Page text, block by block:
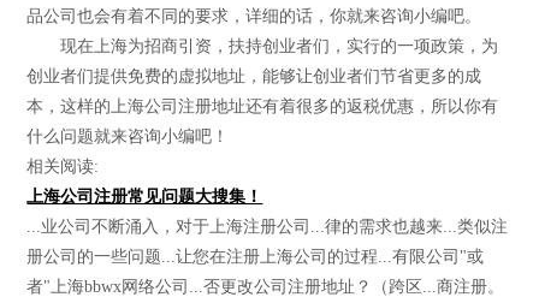
品公司也会有着不同的要求，详细的话，你就来咨询小编吧。
现在上海为招商引资，扶持创业者们，实行的一项政策，为
创业者们提供免费的虚拟地址，能够让创业者们节省更多的成
本，这样的上海公司注册地址还有着很多的返税优惠，所以你有
什么问题就来咨询小编吧！
相关阅读:
上海公司注册常见问题大搜集！
...业公司不断涌入，对于上海注册公司...律的需求也越来...类似注
册公司的一些问题...让您在注册上海公司的过程...有限公司"或
者"上海bbwx网络公司...否更改公司注册地址？（跨区...商注册。